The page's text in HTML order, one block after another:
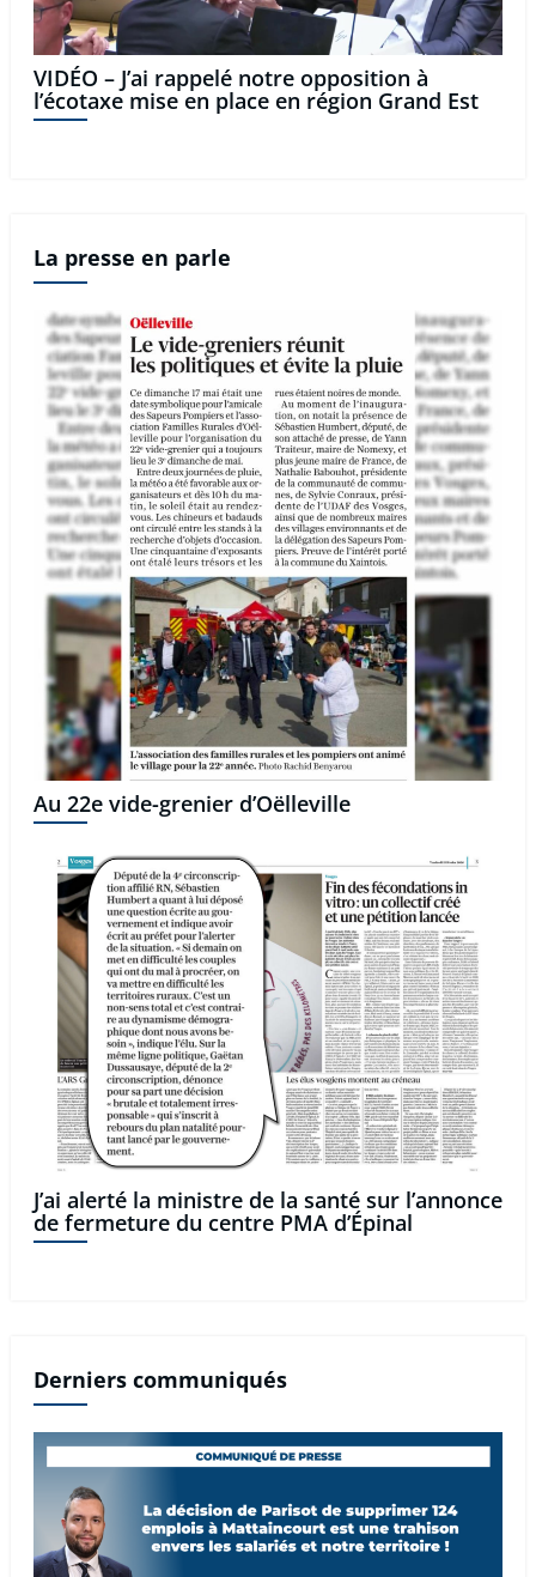
VIDÉO – J’ai rappelé notre opposition à
l’écotaxe mise en place en région Grand Est
La presse en parle
Au 22e vide-grenier d’Oëlleville
J’ai alerté la ministre de la santé sur l’annonce
de fermeture du centre PMA d’Épinal
Derniers communiqués